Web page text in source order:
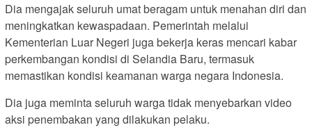
Dia mengajak seluruh umat beragam untuk menahan diri dan
meningkatkan kewaspadaan. Pemerintah melalui
Kementerian Luar Negeri juga bekerja keras mencari kabar
perkembangan kondisi di Selandia Baru, termasuk
memastikan kondisi keamanan warga negara Indonesia.
Dia juga meminta seluruh warga tidak menyebarkan video
aksi penembakan yang dilakukan pelaku.